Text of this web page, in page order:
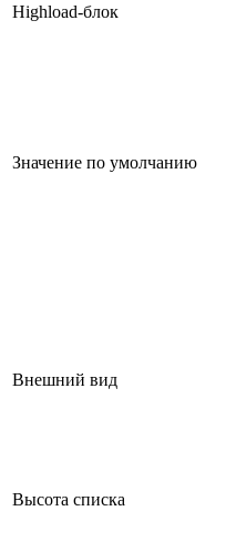
Highload-блок
Значение по умолчанию
Внешний вид
Высота списка